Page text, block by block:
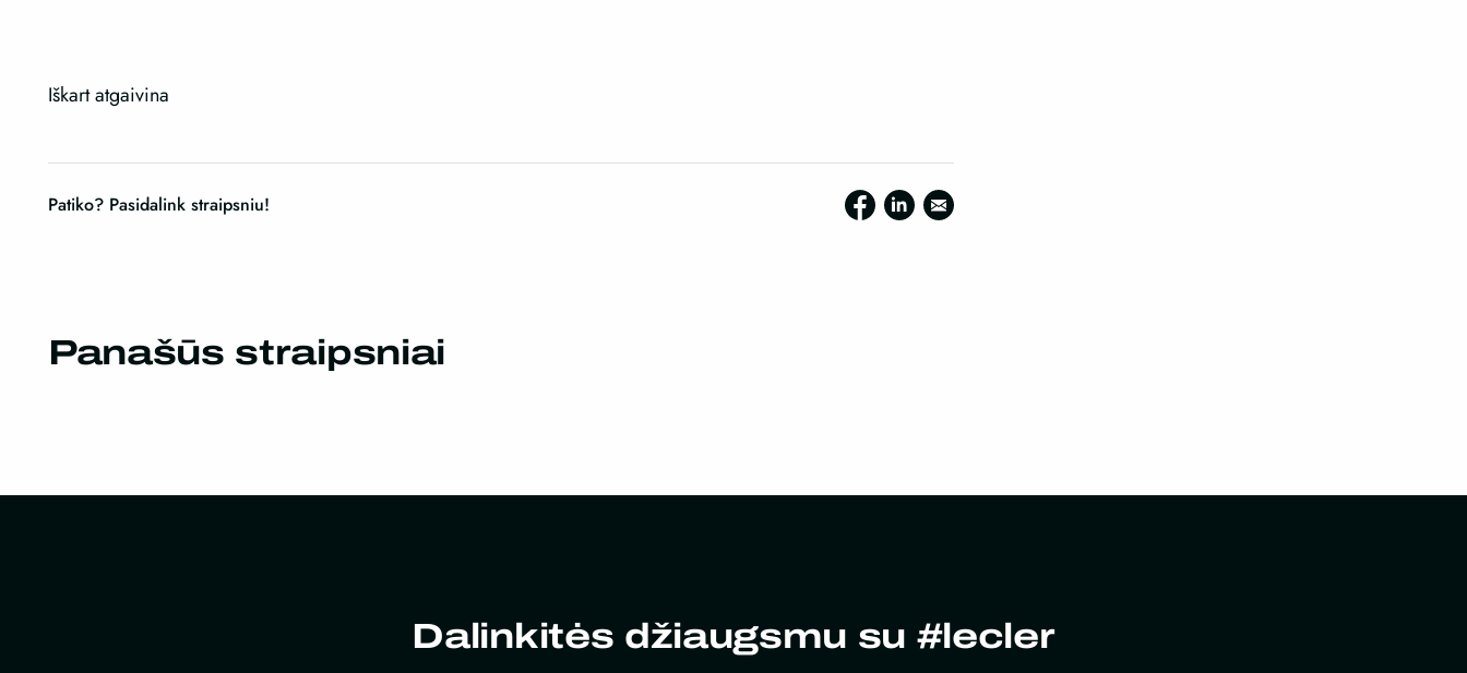
Iškart atgaivina
Patiko? Pasidalink straipsniu!
Panašūs straipsniai
Dalinkitės džiaugsmu su #lecler